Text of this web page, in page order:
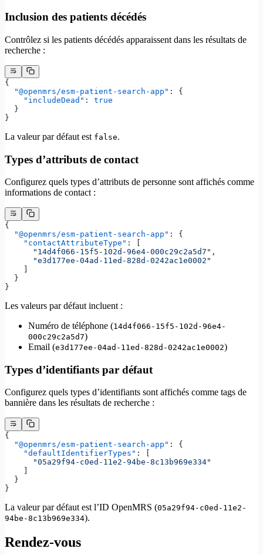
Inclusion des patients décédés
Contrôlez si les patients décédés apparaissent dans les résultats de
recherche :
{
  "@openmrs/esm-patient-search-app"
: {
    "includeDead"
: true
  }
}
La valeur par défaut est false.
Types d’attributs de contact
Configurez quels types d’attributs de personne sont affichés comme
informations de contact :
{
  "@openmrs/esm-patient-search-app"
: {
    "contactAttributeType"
: [
      "14d4f066-15f5-102d-96e4-000c29c2a5d7"
,
      "e3d177ee-04ad-11ed-828d-0242ac1e0002"
  }
}
Les valeurs par défaut incluent :
Numéro de téléphone (14d4f066-15f5-102d-96e4-
000c29c2a5d7)
Email (e3d177ee-04ad-11ed-828d-0242ac1e0002)
Types d’identifiants par défaut
Configurez quels types d’identifiants sont affichés comme tags de
bannière dans les résultats de recherche :
{
  "@openmrs/esm-patient-search-app"
: {
    "defaultIdentifierTypes"
: [
      "05a29f94-c0ed-11e2-94be-8c13b969e334"
    ]
  }
}
La valeur par défaut est l’ID OpenMRS (05a29f94-c0ed-11e2-
94be-8c13b969e334).
Rendez-vous